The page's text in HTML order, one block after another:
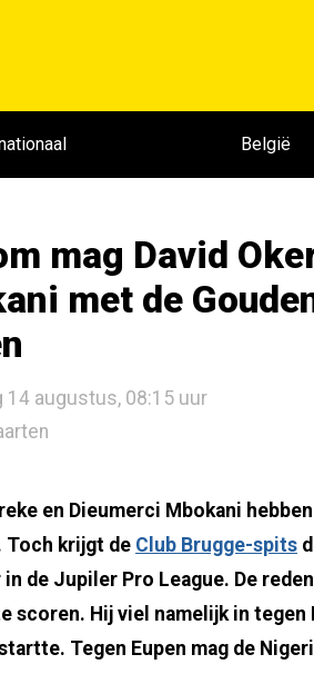
België
mag David
met de
14 augustus, 08:15 uur
en Dieumerci Mbokani
Toch krijgt de Club Brugge-spits
de Jupiler Pro League. De
scoren. Hij viel namelijk in
Tegen Eupen mag de